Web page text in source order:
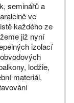
seminářů a
ve
každého ze
již nyní
izolací
lodžie,
materiál,